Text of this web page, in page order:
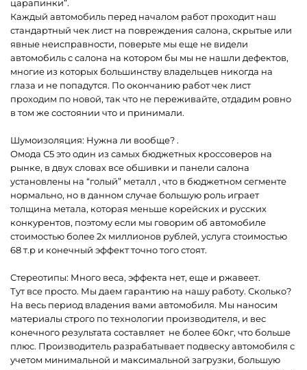
царапинки”.
Каждый автомобиль перед началом работ проходит наш
стандартный чек лист на повреждения салона, скрытые или
явные неисправности, поверьте мы еще не видели
автомобиль с салона на котором бы мы не нашли дефектов,
многие из которых большинству владельцев никогда на
глаза и не попадутся. По окончанию работ чек лист
проходим по новой, так что не переживайте, отдадим ровно
в том же состоянии что и принимали.
Шумоизоляция: Нужна ли вообще? .
Омода С5 это один из самых бюджетных кроссоверов на
рынке, в двух словах все обшивки и панели салона
установлены на “голый” металл , что в бюджетном сегменте
нормально, но в данном случае большую роль играет
толщина метала, которая меньше корейских и русских
конкурентов, поэтому если мы говорим об автомобиле
стоимостью более 2х миллионов рублей, услуга стоимостью
68 т.р и конечный эффект точно того стоят.
Стереотипы: Много веса, эффекта нет, еще и ржавеет.
Тут все просто. Мы даем гарантию на нашу работу. Сколько?
На весь период владения вами автомобиля. Мы наносим
материалы строго по технологии производителя, и вес
конечного результата составляет не более 60кг, что больше
плюс. Производитель разрабатывает подвеску автомобиля с
учетом минимальной и максимальной загрузки, большую